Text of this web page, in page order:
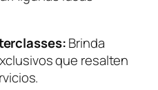
Brinda
que resalten